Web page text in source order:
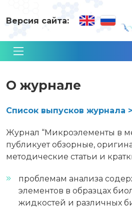
Версия сайта:
О журнале
Список выпусков журнала
Журнал “Микроэлементы в
публикует обзорные,
методические статьи и
проблемам анализа
элементов в образцах
жидкостей и различных